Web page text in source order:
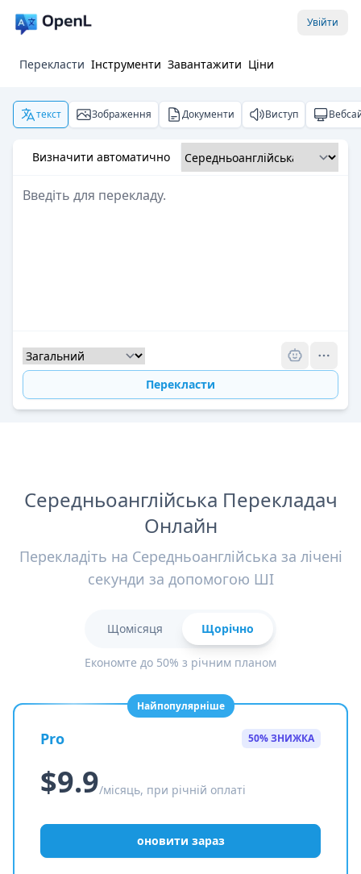
Увійти
Перекласти Інструменти Завантажити Ціни
текст Зображення Документи Виступ
Визначити автоматично
Перекласти
Середньоанглійська Перекладач
Онлайн
Перекладіть на Середньоанглійська за лічені
секунди за допомогою ШІ
Щомісяця Щорічно
Економте до 50% з річним планом
Найпопулярніше
Pro 50% ЗНИЖКА
$9.9/місяць, при річній оплаті
оновити зараз